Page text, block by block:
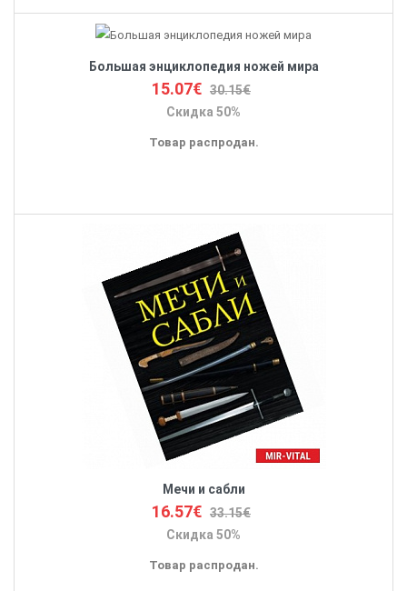
Большая энциклопедия ножей мира
15.07€ 30.15€
Скидка 50%
Товар распродан.
Мечи и сабли
16.57€ 33.15€
Скидка 50%
Товар распродан.